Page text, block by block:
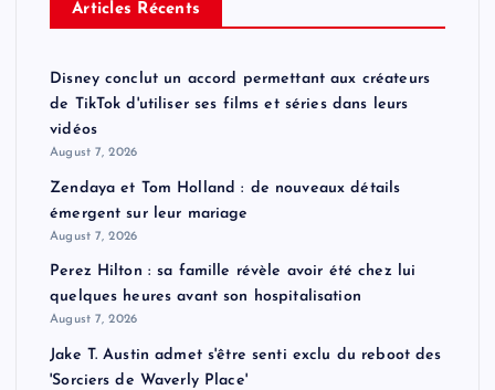
Articles Récents
Disney conclut un accord permettant aux créateurs
de TikTok d'utiliser ses films et séries dans leurs
vidéos
August 7, 2026
Zendaya et Tom Holland : de nouveaux détails
émergent sur leur mariage
August 7, 2026
Perez Hilton : sa famille révèle avoir été chez lui
quelques heures avant son hospitalisation
August 7, 2026
Jake T. Austin admet s'être senti exclu du reboot des
'Sorciers de Waverly Place'